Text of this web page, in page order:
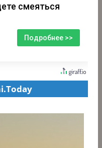
смеяться
Подробнее >>